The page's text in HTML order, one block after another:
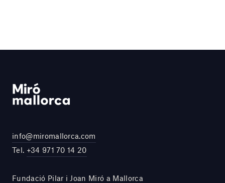
info@miromallorca.com
Tel. +34 971 70 14 20
Fundació Pilar i Joan Miró a Mallorca